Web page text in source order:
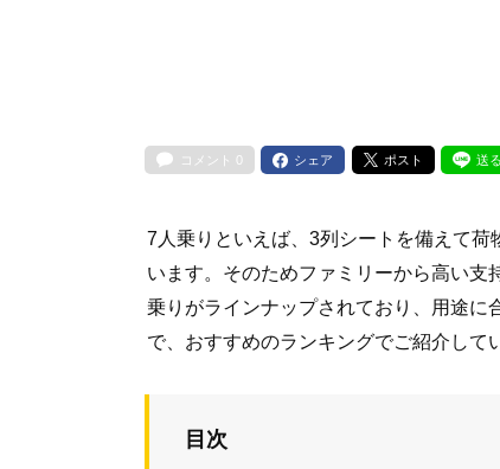
コメント 0 シェア ポスト 送る
7人乗りといえば、3列シートを備えて
います。そのためファミリーから高い支
乗りがラインナップされており、用途に
で、おすすめのランキングでご紹介して
目次